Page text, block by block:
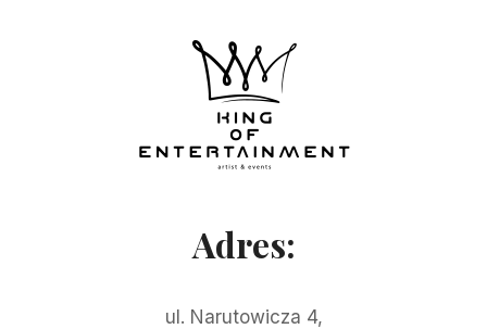
Adres:
ul. Narutowicza 4,